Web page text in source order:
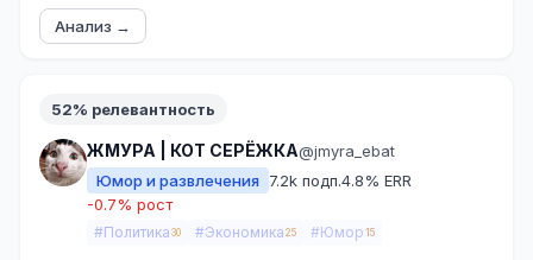
Анализ →
52% релевантность
ЖМУРА | КОТ СЕРЁЖКА@jmyra_ebat
Юмор и развлечения
7.2k подп.4.8% ERR
-0.7% рост
#Политика 30 #Экономика 25 #Юмор 15